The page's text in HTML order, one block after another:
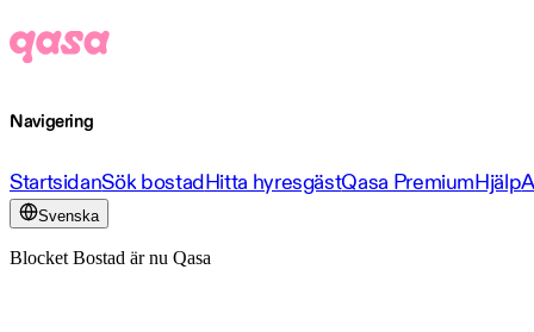
Navigering
StartsidanSök bostadHitta hyresgästQasa PremiumHjälp
Svenska
Blocket Bostad är nu Qasa